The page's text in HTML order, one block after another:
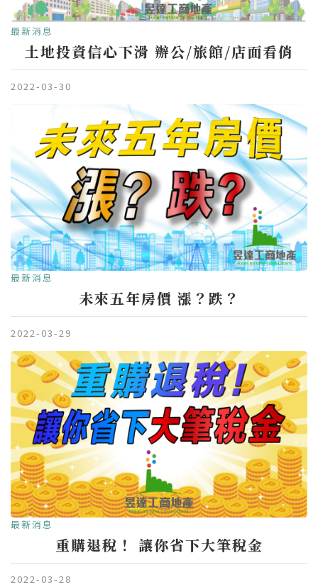
最新消息
土地投資信心下滑 辦公/旅館/店面看俏
2022-03-30
最新消息
未來五年房價 漲？跌？
2022-03-29
最新消息
重購退稅！ 讓你省下大筆稅金
2022-03-28